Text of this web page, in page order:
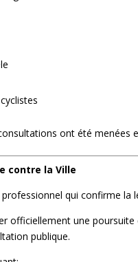
ont été menées
contre la Ville
qui confirme la
officiellement une
publique.